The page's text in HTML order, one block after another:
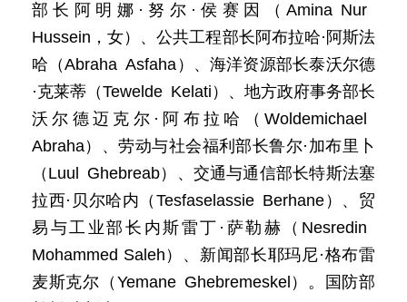
部长阿明娜·努尔·侯赛因（Amina Nur
Hussein，女）、公共工程部长阿布拉哈·阿斯法
哈（Abraha Asfaha）、海洋资源部长泰沃尔德
·克莱蒂（Tewelde Kelati）、地方政府事务部长
沃尔德迈克尔·阿布拉哈（Woldemichael
Abraha）、劳动与社会福利部长鲁尔·加布里卜
（Luul Ghebreab）、交通与通信部长特斯法塞
拉西·贝尔哈内（Tesfaselassie Berhane）、贸
易与工业部长内斯雷丁·萨勒赫（Nesredin
Mohammed Saleh）、新闻部长耶玛尼·格布雷
麦斯克尔（Yemane Ghebremeskel）。国防部